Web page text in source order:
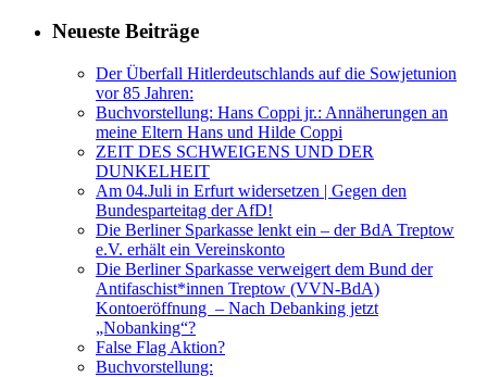
Neueste Beiträge
Der Überfall Hitlerdeutschlands auf die Sowjetunion
vor 85 Jahren:
Buchvorstellung: Hans Coppi jr.: Annäherungen an
meine Eltern Hans und Hilde Coppi
ZEIT DES SCHWEIGENS UND DER
DUNKELHEIT
Am 04.Juli in Erfurt widersetzen | Gegen den
Bundesparteitag der AfD!
Die Berliner Sparkasse lenkt ein – der BdA Treptow
e.V. erhält ein Vereinskonto
Die Berliner Sparkasse verweigert dem Bund der
Antifaschist*innen Treptow (VVN-BdA)
Kontoeröffnung – Nach Debanking jetzt
„Nobanking“?
False Flag Aktion?
Buchvorstellung: